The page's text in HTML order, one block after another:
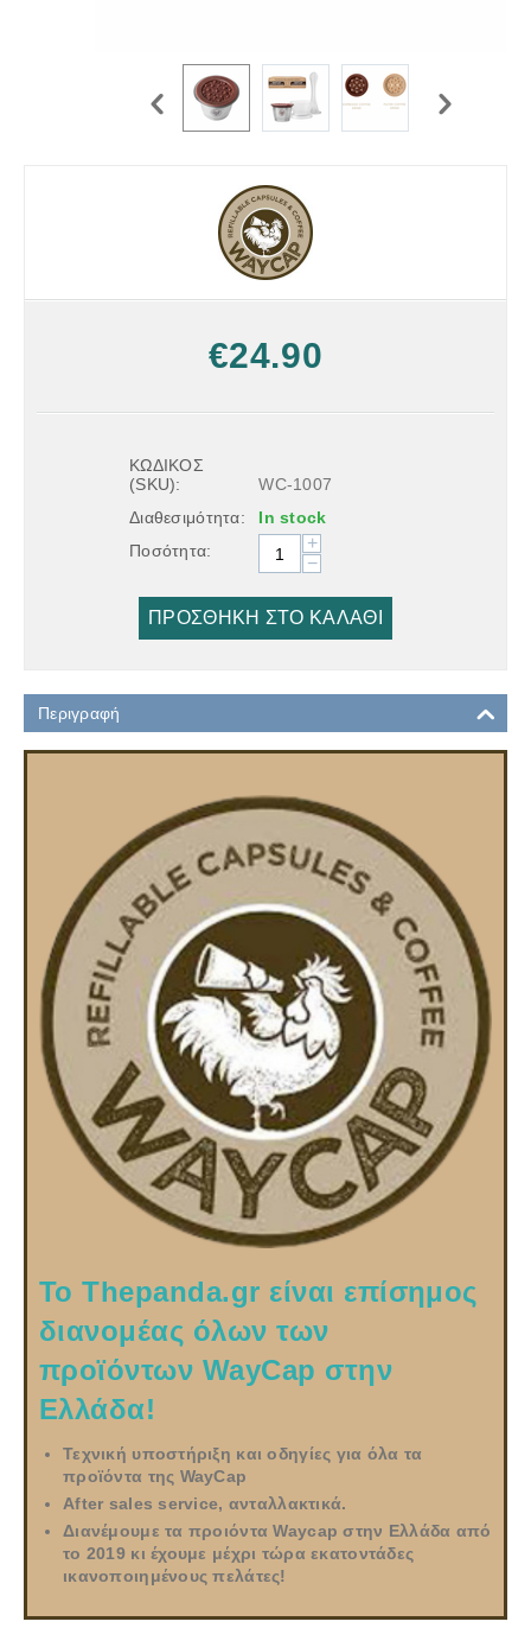
€24.90
ΚΩΔΙΚΟΣ
(SKU):
WC-1007
Διαθεσιμότητα:
In stock
Ποσότητα:
+
−
ΠΡΟΣΘΉΚΗ ΣΤΟ ΚΑΛΆΘΙ
Περιγραφή
Το Thepanda.gr είναι επίσημος
διανομέας όλων των
προϊόντων WayCap στην
Ελλάδα!
Τεχνική υποστήριξη και οδηγίες για όλα τα
προϊόντα της WayCap
After sales service, ανταλλακτικά.
Διανέμουμε τα προιόντα Waycap στην Ελλάδα από
το 2019 κι έχουμε μέχρι τώρα εκατοντάδες
ικανοποιημένους πελάτες!